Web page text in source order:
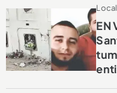
Local
EN